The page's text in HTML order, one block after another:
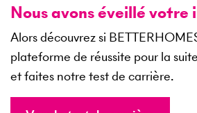
Nous avons éveillé
Alors découvrez si
plateforme de réussite pour la
et faites notre test de carrière.